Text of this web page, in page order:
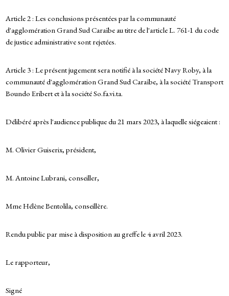
Article 2 : Les conclusions présentées par la communauté
d'agglomération Grand Sud Caraïbe au titre de l'article L. 761-1 du code
de justice administrative sont rejetées.
Article 3 : Le présent jugement sera notifié à la société Navy Roby, à la
communauté d'agglomération Grand Sud Caraïbe, à la société Transport
Boundo Eribert et à la société So.fa.vi.ta.
Délibéré après l'audience publique du 21 mars 2023, à laquelle siégeaient :
M. Olivier Guiserix, président,
M. Antoine Lubrani, conseiller,
Mme Hélène Bentolila, conseillère.
Rendu public par mise à disposition au greffe le 4 avril 2023.
Le rapporteur,
Signé